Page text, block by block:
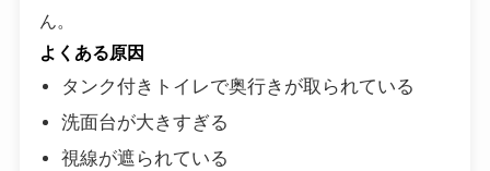
ん。
よくある原因
タンク付きトイレで奥行きが取られている
洗面台が大きすぎる
視線が遮られている